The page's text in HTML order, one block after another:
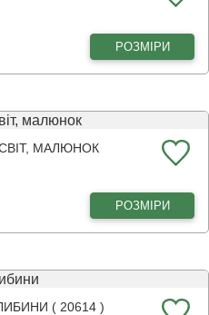
РОЗМІРИ
МАЛЮНОК
РОЗМІРИ
( 20614 )